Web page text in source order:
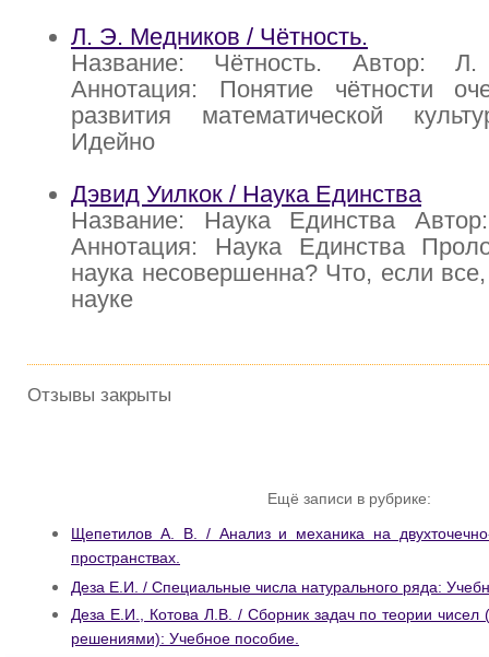
Л. Э. Медников / Чётность.
Название: Чётность. Автор:
Аннотация: Понятие чётности
развития математической
Идейно
Дэвид Уилкок / Наука Единства
Название: Наука Единства
Аннотация: Наука Единства
наука несовершенна? Что, если
науке
Отзывы закрыты
Ещё записи в рубрике:
Щепетилов А. В. / Анализ и механика на
пространствах.
Деза Е.И. / Специальные числа натурального ряда:
Деза Е.И., Котова Л.В. / Сборник задач по теории чисел
решениями): Учебное пособие.